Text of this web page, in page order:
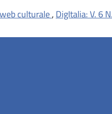
culturale, DigItalia: V. 6